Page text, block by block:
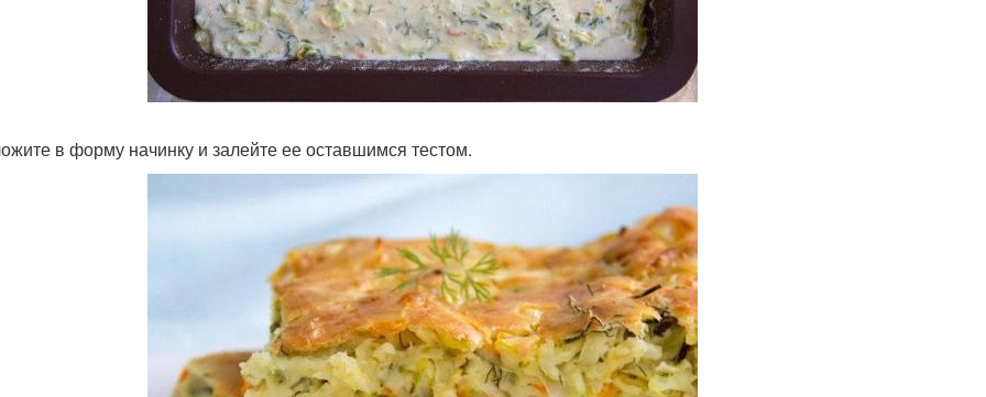
в форму начинку и залейте ее оставшимся тестом.